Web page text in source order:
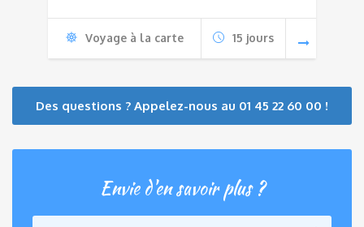
Voyage à la carte 15 jours
Des questions ? Appelez-nous au 01 45 22 60 00 !
Envie d'en savoir plus ?